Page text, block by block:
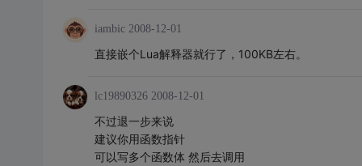
iambic 2008-12-01
直接嵌个Lua解释器就行了，100KB左右。
lc19890326 2008-12-01
不过退一步来说
建议你用函数指针
可以写多个函数体 然后去调用